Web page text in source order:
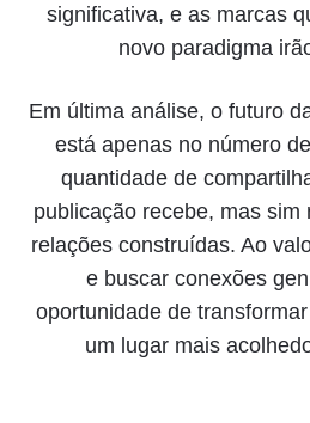
significativa, e as marcas
novo paradigma
Em última análise, o futuro
está apenas no número
quantidade de
publicação recebe, mas sim
relações construídas. Ao
e buscar conexões
oportunidade de
um lugar mais